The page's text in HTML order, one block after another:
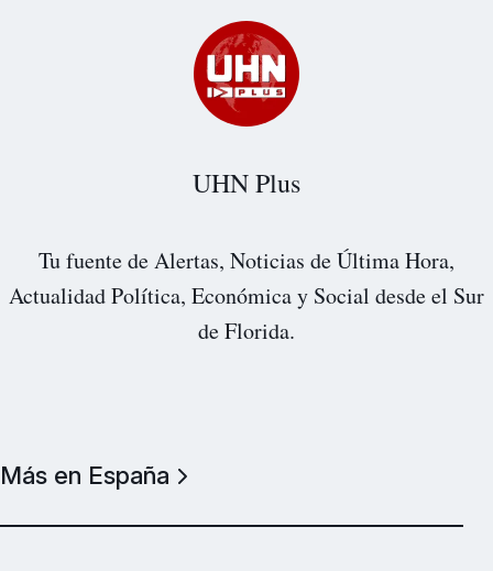
UHN Plus
Tu fuente de Alertas, Noticias de Última Hora,
Actualidad Política, Económica y Social desde el Sur
de Florida.
Más en España